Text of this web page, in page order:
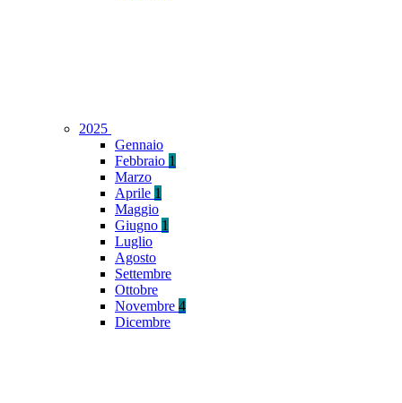
2025
Gennaio
Febbraio 1
Marzo
Aprile 1
Maggio
Giugno 1
Luglio
Agosto
Settembre
Ottobre
Novembre 4
Dicembre